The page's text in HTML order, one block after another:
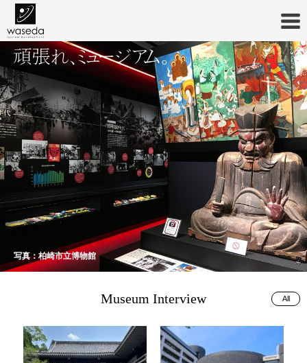
写真：柏崎市立博物館
写真：賀川豊彦記念松沢資料館
Museum Interview All